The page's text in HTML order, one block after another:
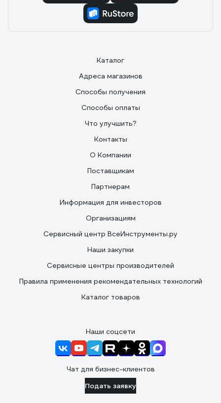
Каталог
Адреса магазинов
Способы получения
Способы оплаты
Что улучшить?
Контакты
О Компании
Поставщикам
Партнерам
Информация для инвесторов
Организациям
Сервисный центр ВсеИнструменты.ру
Наши закупки
Сервисные центры производителей
Правила применения рекомендательных технологий
Каталог товаров
Наши соцсети
Чат для бизнес-клиентов
Подать заявку